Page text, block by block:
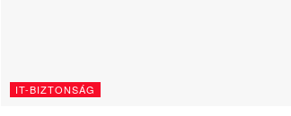
IT-BIZTONSÁG